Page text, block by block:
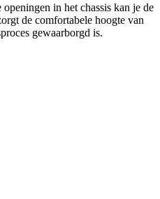
in het chassis kan je de
de comfortabele hoogte van
gewaarborgd is.